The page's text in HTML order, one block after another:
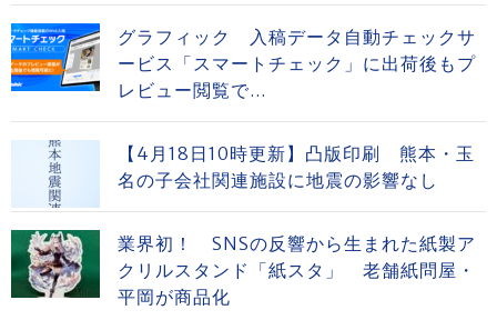
グラフィック 入稿データ自動チェックサ
ービス「スマートチェック」に出荷後もプ
レビュー閲覧で...
【4月18日10時更新】凸版印刷 熊本・玉
名の子会社関連施設に地震の影響なし
業界初！ SNSの反響から生まれた紙製ア
クリルスタンド「紙スタ」 老舗紙問屋・
平岡が商品化